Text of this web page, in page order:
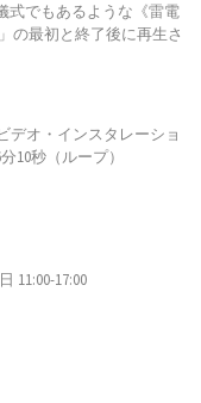
式でもあるような《雷電
の最初と終了後に再生さ
デオ・インスタレーショ
10秒（ループ）
11:00-17:00